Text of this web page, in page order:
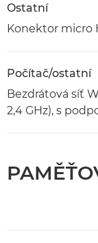
Ostatní
Konektor micro
Počítač/ostatní
Bezdrátová síť
2,4 GHz), s